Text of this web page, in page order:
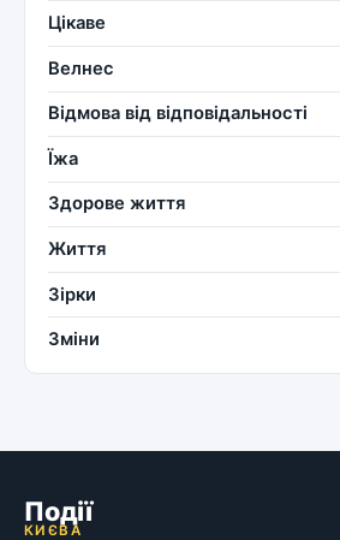
Цікаве
Велнес
Відмова від відповідальності
Їжа
Здорове життя
Життя
Зірки
Зміни
Події
КИЄВА